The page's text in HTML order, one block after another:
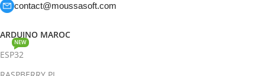
contact@moussasoft.com
ARDUINO MAROC
ESP32
NEW